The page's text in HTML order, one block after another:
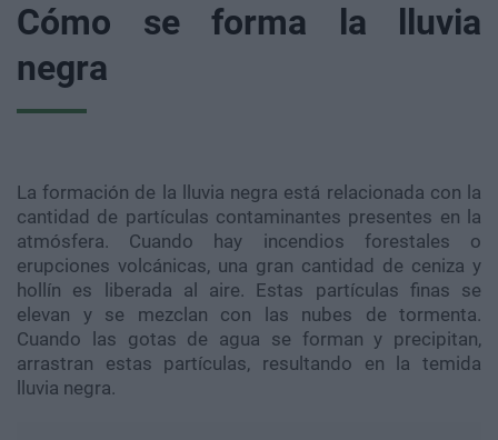
Cómo se forma la lluvia
negra
La formación de la lluvia negra está relacionada con la
cantidad de partículas contaminantes presentes en la
atmósfera. Cuando hay incendios forestales o
erupciones volcánicas, una gran cantidad de ceniza y
hollín es liberada al aire. Estas partículas finas se
elevan y se mezclan con las nubes de tormenta.
Cuando las gotas de agua se forman y precipitan,
arrastran estas partículas, resultando en la temida
lluvia negra.